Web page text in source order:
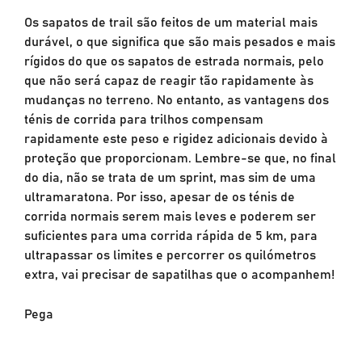
Os sapatos de trail são feitos de um material mais
durável, o que significa que são mais pesados e mais
rígidos do que os sapatos de estrada normais, pelo
que não será capaz de reagir tão rapidamente às
mudanças no terreno. No entanto, as vantagens dos
ténis de corrida para trilhos compensam
rapidamente este peso e rigidez adicionais devido à
proteção que proporcionam. Lembre-se que, no final
do dia, não se trata de um sprint, mas sim de uma
ultramaratona. Por isso, apesar de os ténis de
corrida normais serem mais leves e poderem ser
suficientes para uma corrida rápida de 5 km, para
ultrapassar os limites e percorrer os quilómetros
extra, vai precisar de sapatilhas que o acompanhem!
Pega